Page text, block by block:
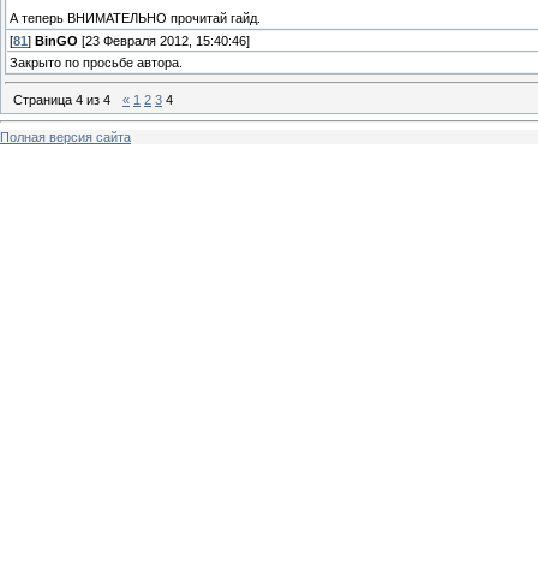
А теперь ВНИМАТЕЛЬНО прочитай гайд.
[81 ] BinGO [23 Февраля 2012, 15:40:46]
Закрыто по просьбе автора.
Страница 4 из 4 « 1 2 3 4
Полная версия сайта